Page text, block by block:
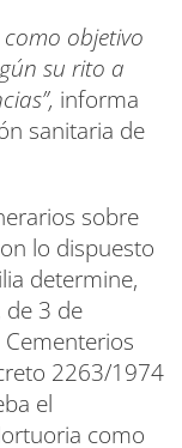
objetivo
su rito a
informa
sanitaria de
sobre
lo dispuesto
determine,
de 3 de
2263/1974
el
como